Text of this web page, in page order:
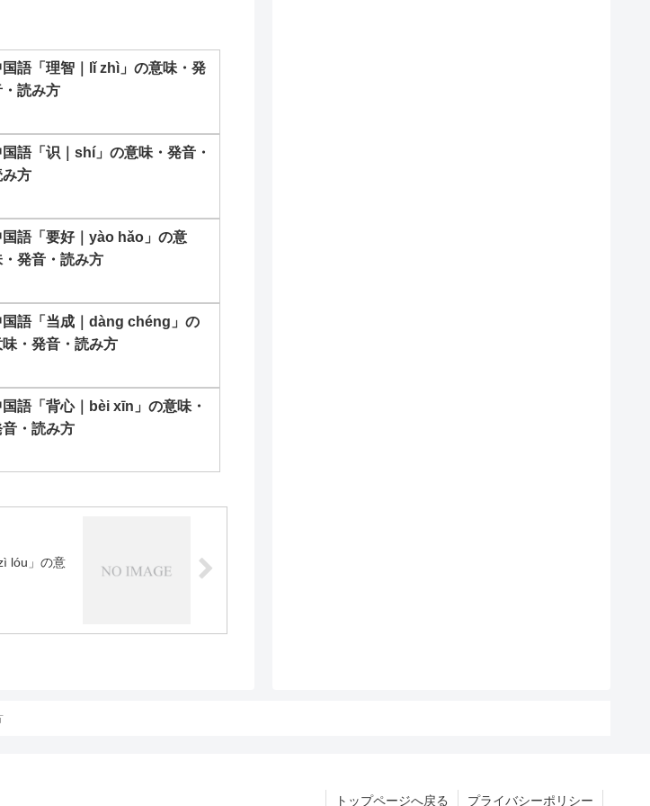
国語「理智｜lǐ zhì」の意味・発
・読み方
国語「识｜shí」の意味・発音・
み方
国語「要好｜yào hǎo」の意
・発音・読み方
国語「当成｜dàng chéng」の
味・発音・読み方
国語「背心｜bèi xīn」の意味・
音・読み方
lóu」の意
トップページへ戻る プライバシーポリシー